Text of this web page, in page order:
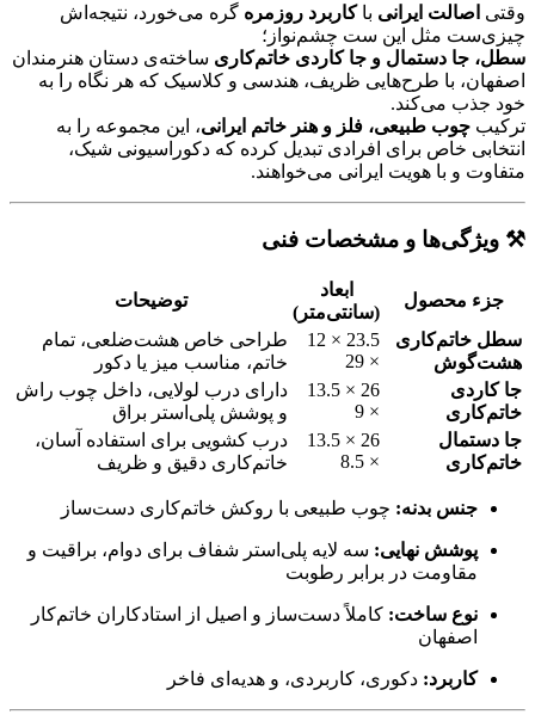
وقتی اصالت ایرانی باکاربرد روزمره گره می‌خورد، نتیجه‌اش
چیزی‌ست مثل این ست چشم‌نواز؛
سطل، جا دستمال و جا کاردی خاتم‌کاری ساخته‌ی دستان هنرمندان
اصفهان، با طرح‌هایی ظریف، هندسی و کلاسیک که هر نگاه را به
خود جذب می‌کند.
ترکیب چوب طبیعی، فلز و هنر خاتم ایرانی، این مجموعه را به
انتخابی خاص برای افرادی تبدیل کرده که دکوراسیونی شیک،
متفاوت و با هویت ایرانی می‌خواهند.
⚒️ ویژگی‌ها و مشخصات فنی
جزء محصول
ابعاد
(سانتی‌متر)
توضیحات
سطل خاتم‌کاری
هشت‌گوش
23.5 × 12
× 29
طراحی خاص هشت‌ضلعی، تمام
خاتم، مناسب میز یا دکور
جا کاردی
خاتم‌کاری
26 × 13.5
× 9
دارای درب لولایی، داخل چوب راش
و پوشش پلی‌استر براق
جا دستمال
خاتم‌کاری
26 × 13.5
× 8.5
درب کشویی برای استفاده آسان،
خاتم‌کاری دقیق و ظریف
جنس بدنه: چوب طبیعی با روکش خاتم‌کاری دست‌ساز
پوشش نهایی: سه لایه پلی‌استر شفاف برای دوام، براقیت و
مقاومت در برابر رطوبت
نوع ساخت: کاملاً دست‌ساز و اصیل از استادکاران خاتم‌کار
اصفهان
کاربرد: دکوری، کاربردی، و هدیه‌ای فاخر